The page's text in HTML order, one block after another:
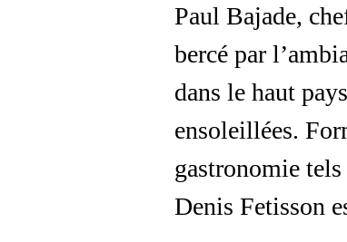
Paul Bajade,
bercé par
dans le haut
ensoleillées.
gastronomie
Denis Fetisson